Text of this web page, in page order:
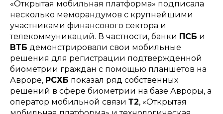
«Открытая мобильная платформа» подписала
несколько меморандумов с крупнейшими
участниками финансового сектора и
телекоммуникаций. В частности, банки ПСБ и
ВТБ демонстрировали свои мобильные
решения для регистрации подтвержденной
биометрии граждан с помощью планшетов на
Авроре, РСХБ показал ряд собственных
решений в сфере биометрии на базе Авроры, а
оператор мобильной связи Т2, «Открытая